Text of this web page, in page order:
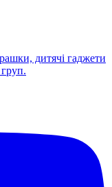
дитячі гаджети